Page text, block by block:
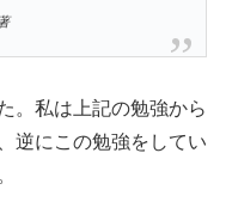
。私は上記の勉強から
逆にこの勉強をしてい